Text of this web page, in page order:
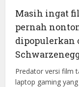
Masih ingat
pernah
dipopulerkan
Predator versi film
laptop gaming